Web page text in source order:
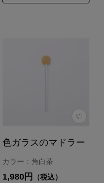
色ガラスのマドラー
カラー：角白茶
1,980円 （税込）